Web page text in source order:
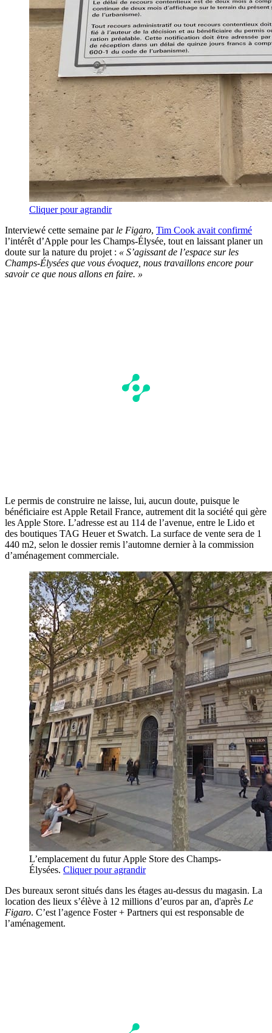
Cliquer pour agrandir
Interviewé cette semaine par le Figaro, Tim Cook avait confirmé
l’intérêt d’Apple pour les Champs-Élysée, tout en laissant planer un
doute sur la nature du projet : « S’agissant de l’espace sur les
Champs-Élysées que vous évoquez, nous travaillons encore pour
savoir ce que nous allons en faire. »
Le permis de construire ne laisse, lui, aucun doute, puisque le
bénéficiaire est Apple Retail France, autrement dit la société qui gère
les Apple Store. L’adresse est au 114 de l’avenue, entre le Lido et
des boutiques TAG Heuer et Swatch. La surface de vente sera de 1
440 m2, selon le dossier remis l’automne dernier à la commission
d’aménagement commerciale.
L’emplacement du futur Apple Store des Champs-
Élysées. Cliquer pour agrandir
Des bureaux seront situés dans les étages au-dessus du magasin. La
location des lieux s’élève à 12 millions d’euros par an, d'après Le
Figaro. C’est l’agence Foster + Partners qui est responsable de
l’aménagement.